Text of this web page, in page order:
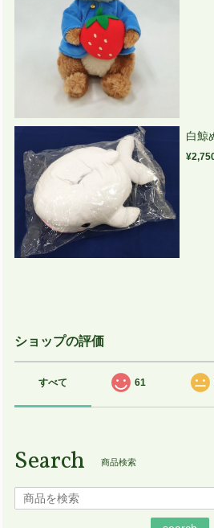
白鯨
ショップの評価
すべて 61
Search 商品検索